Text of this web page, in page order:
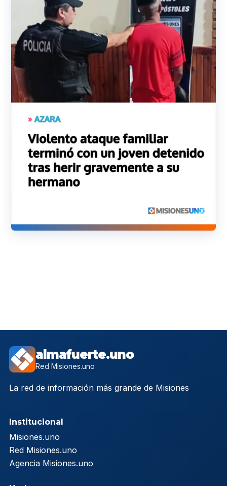
almafuerte.uno
Red Misiones.uno
La red de información más grande de Misiones
Institucional
Misiones.uno
Red Misiones.uno
Agencia Misiones.uno